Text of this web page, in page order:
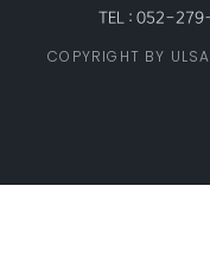
TEL : 052-
COPYRIGHT BY